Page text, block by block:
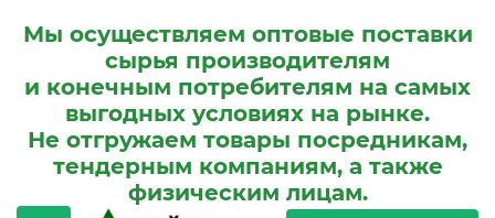
Мы осуществляем оптовые поставки
сырья производителям
и конечным потребителям на самых
выгодных условиях на рынке.
Не отгружаем товары посредникам,
тендерным компаниям, а также
физическим лицам.